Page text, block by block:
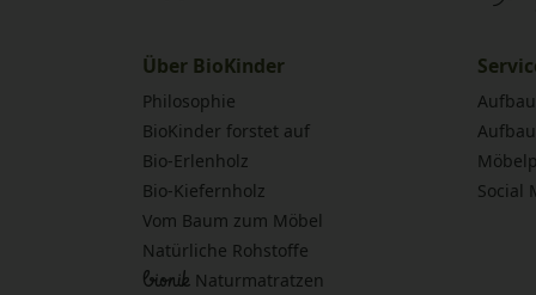
Über BioKinder
Philosophie
BioKinder forstet auf
Bio-Erlenholz
Bio-Kiefernholz
Vom Baum zum Möbel
Natürliche Rohstoffe
bionik Naturmatratzen
Social